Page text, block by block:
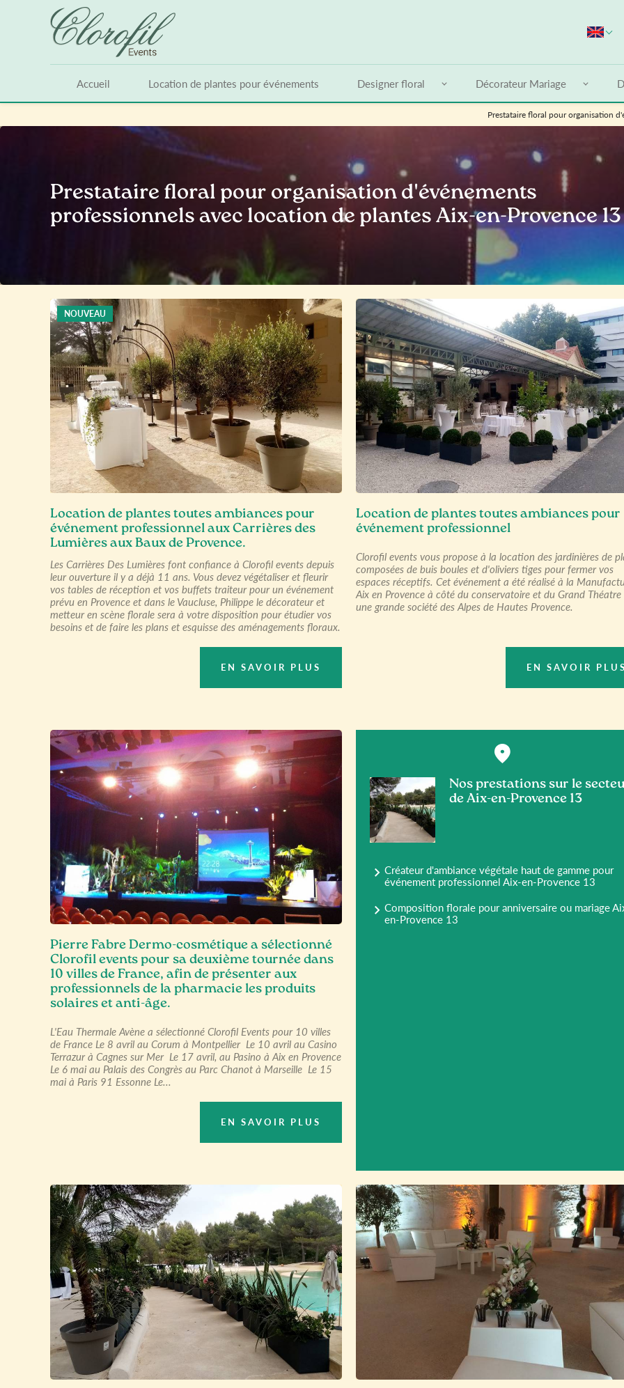
Accueil Location de plantes pour événements Designer floral Décorateur Mariage
Prestataire floral pour organisation
Prestataire floral pour organisation d'événements
professionnels avec location de plantes Aix-en-Provence 13
NOUVEAU
Location de plantes toutes ambiances pour
événement professionnel aux Carrières des
Lumières aux Baux de Provence.
Les Carrières Des Lumières font confiance à Clorofil events depuis
leur ouverture il y a déjà 11 ans. Vous devez végétaliser et fleurir
vos tables de réception et vos buffets traiteur pour un événement
prévu en Provence et dans le Vaucluse, Philippe le décorateur et
metteur en scène florale sera à votre disposition pour étudier vos
besoins et de faire les plans et esquisse des aménagements floraux.
EN SAVOIR PLUS
Location de plantes toutes ambiances pour
événement professionnel
Clorofil events vous propose à la location des jardinières de
composées de buis boules et d'oliviers tiges pour fermer vos
espaces réceptifs. Cet événement a été réalisé à la
Aix en Provence à côté du conservatoire et du Grand
une grande société des Alpes de Hautes Provence.
EN SAVOIR
Pierre Fabre Dermo-cosmétique a sélectionné
Clorofil events pour sa deuxième tournée dans
10 villes de France, afin de présenter aux
professionnels de la pharmacie les produits
solaires et anti-âge.
L'Eau Thermale Avène a sélectionné Clorofil Events pour 10 villes
de France Le 8 avril au Corum à Montpellier Le 10 avril au Casino
Terrazur à Cagnes sur Mer Le 17 avril, au Pasino à Aix en Provence
Le 6 mai au Palais des Congrès au Parc Chanot à Marseille Le 15
mai à Paris 91 Essonne Le...
EN SAVOIR PLUS
Nos prestations sur le
de Aix-en-Provence 13
Créateur d'ambiance végétale haut de gamme pour
événement professionnel Aix-en-Provence 13
Composition florale pour anniversaire ou mariage
en-Provence 13
Panneau de gestion des cookies